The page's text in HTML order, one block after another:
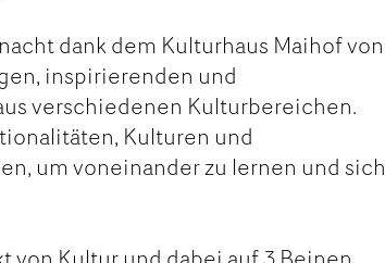
dank dem Kulturhaus Maihof von
inspirierenden und
verschiedenen Kulturbereichen.
Kulturen und
um voneinander zu lernen und sich